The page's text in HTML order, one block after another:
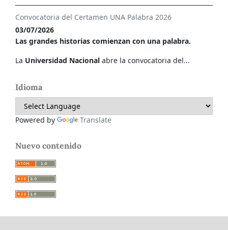
Convocatoria del Certamen UNA Palabra 2026
03/07/2026
Las grandes historias comienzan con una palabra.
La Universidad Nacional abre la convocatoria del...
Idioma
Powered by Translate
Nuevo contenido